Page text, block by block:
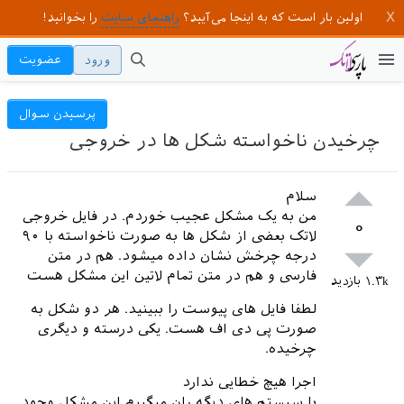
اولین بار است که به اینجا می‌آیید؟ راهنمای سایت را بخوانید!
ورود عضویت
چرخیدن ناخواسته شکل ها در خروجی
پرسیدن سوال
۰
۱.۳k بازدید
سلام
من به یک مشکل عجیب خوردم. در فایل خروجی
لاتک بعضی از شکل ها به صورت ناخواسته با ۹۰
درجه چرخش نشان داده میشود. هم در متن
فارسی و هم در متن تمام لاتین این مشکل هست
لطفا فایل های پیوست را ببینید. هر دو شکل به
صورت پی دی اف هست. یکی درسته و دیگری
چرخیده.
اجرا هیچ خطایی ندارد